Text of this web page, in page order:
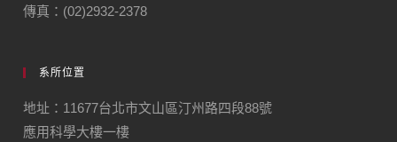
傳真：(02)2932-2378
系所位置
地址：11677台北市文山區汀州路四段88號
應用科學大樓一樓